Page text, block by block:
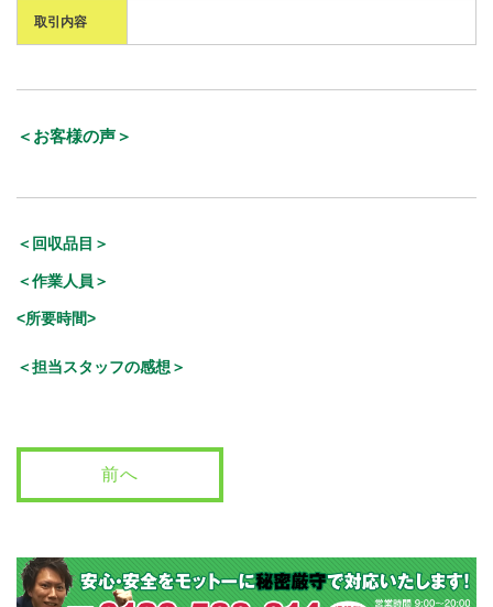
取引内容
＜お客様の声＞
＜回収品目＞
＜作業人員＞
<所要時間>
＜担当スタッフの感想＞
前へ